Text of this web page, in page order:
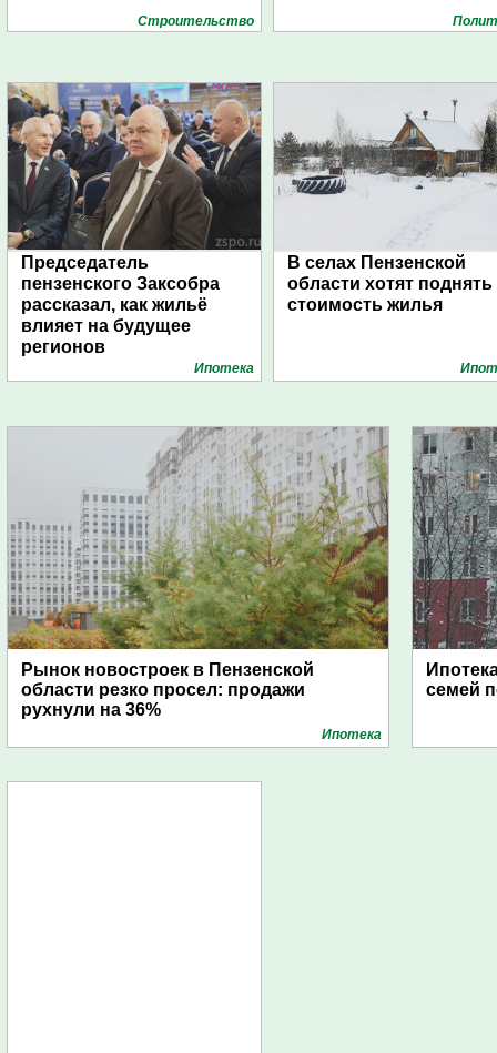
Строительство
Председатель
пензенского Заксобра
рассказал, как жильё
влияет на будущее
регионов
Ипотека
В селах Пензенской
области хотят поднять
стоимость жилья
Рынок новостроек в Пензенской
области резко просел: продажи
рухнули на 36%
Ипотека
семей